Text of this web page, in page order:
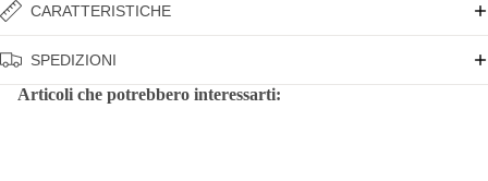
CARATTERISTICHE
SPEDIZIONI
Articoli che potrebbero interessarti: